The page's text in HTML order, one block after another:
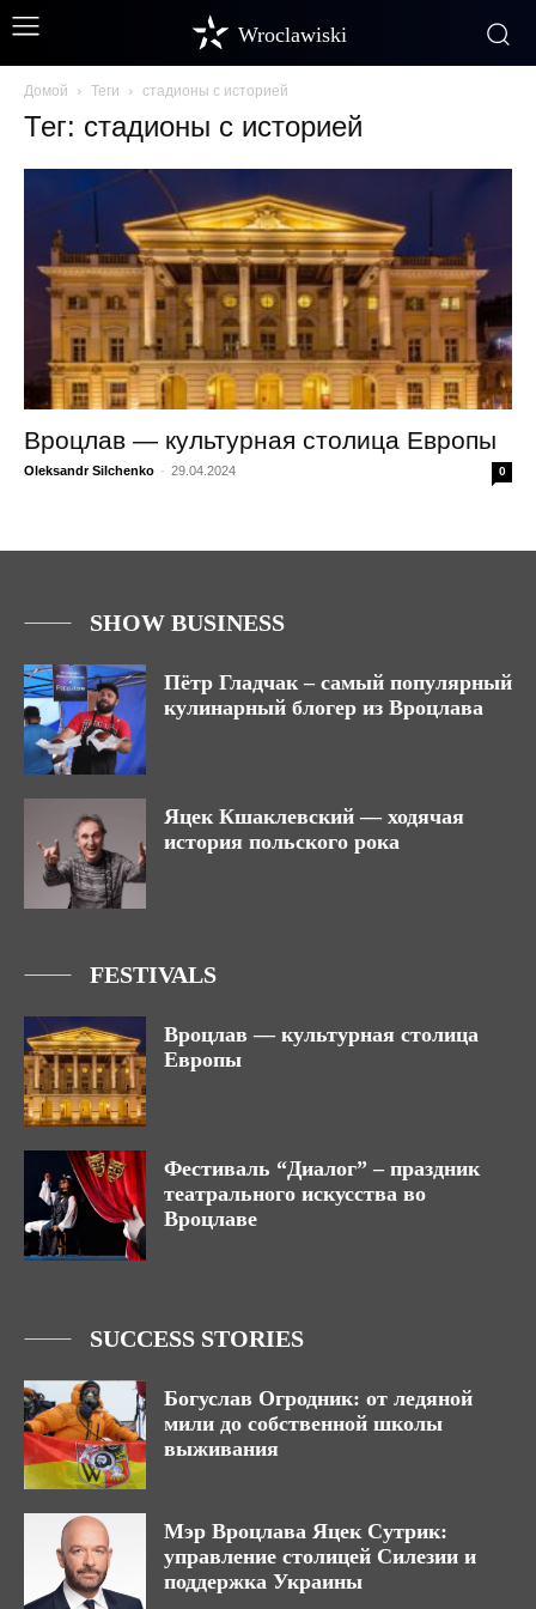
Wroclawiski
Домой Теги стадионы с историей
Тег: стадионы с историей
Вроцлав — культурная столица Европы
Oleksandr Silchenko - 29.04.2024 0
SHOW BUSINESS
Пётр Гладчак – самый популярный
кулинарный блогер из Вроцлава
Яцек Кшаклевский — ходячая
история польского рока
FESTIVALS
Вроцлав — культурная столица
Европы
Фестиваль “Диалог” – праздник
театрального искусства во
Вроцлаве
SUCCESS STORIES
Богуслав Огродник: от ледяной
мили до собственной школы
выживания
Мэр Вроцлава Яцек Сутрик:
управление столицей Силезии и
поддержка Украины